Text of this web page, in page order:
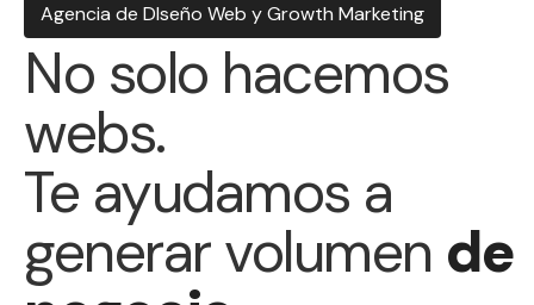
Agencia de DIseño Web y Growth Marketing
No solo hacemos
webs.
Te ayudamos a
generar volumen de